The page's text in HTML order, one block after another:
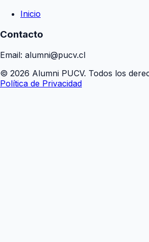
Inicio
Contacto
Email: alumni@pucv.cl
© 2026 Alumni PUCV. Todos los
Política de Privacidad